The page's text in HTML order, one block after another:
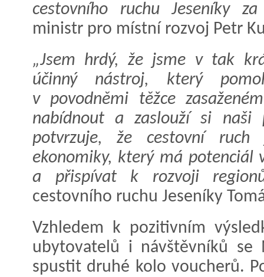
cestovního ruchu Jeseníky
ministr pro místní rozvoj Petr
„Jsem hrdý, že jsme v tak
účinný nástroj, který
v povodněmi těžce
nabídnout a zaslouží si naši
potvrzuje, že cestovní
ekonomiky, který má potenciál
a přispívat k rozvoji
cestovního ruchu Jeseníky
Vzhledem k pozitivním
ubytovatelů i návštěvníků se
spustit druhé kolo voucherů.